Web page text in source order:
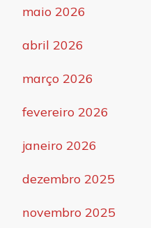
maio 2026
abril 2026
março 2026
fevereiro 2026
janeiro 2026
dezembro 2025
novembro 2025